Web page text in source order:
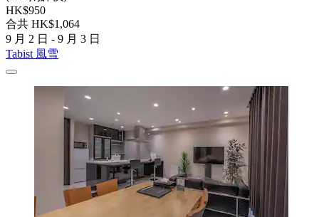
HK$950
合共 HK$1,064
9 月 2 日 - 9 月 3 日
Tabist 風雪